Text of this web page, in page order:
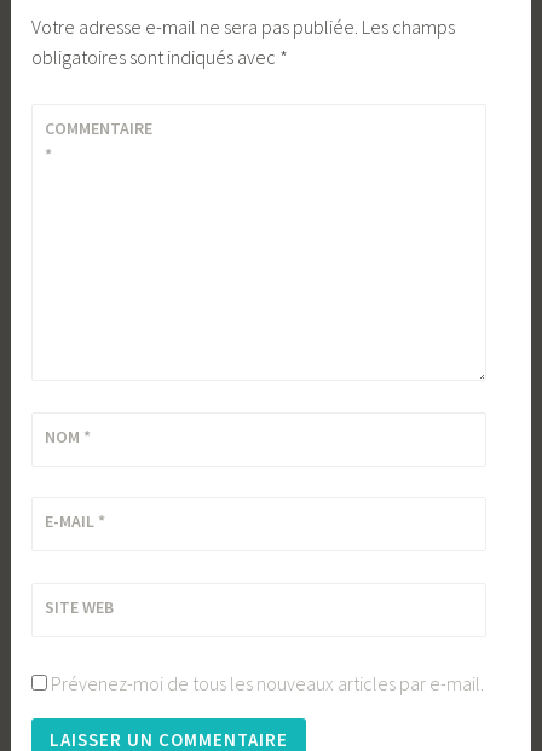
Votre adresse e-mail ne sera pas publiée. Les champs
obligatoires sont indiqués avec *
COMMENTAIRE
*
NOM *
E-MAIL *
SITE WEB
Prévenez-moi de tous les nouveaux articles par e-mail.